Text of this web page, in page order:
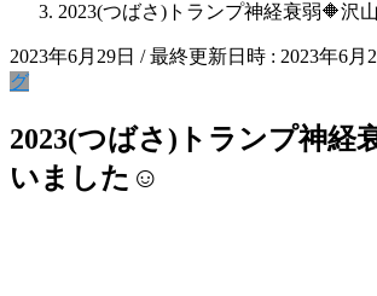
2023(つばさ)トランプ神経衰弱🔶沢
2023年6月29日 / 最終更新日時 : 2023年6月
グ
2023(つばさ)トランプ神経
いました☺️